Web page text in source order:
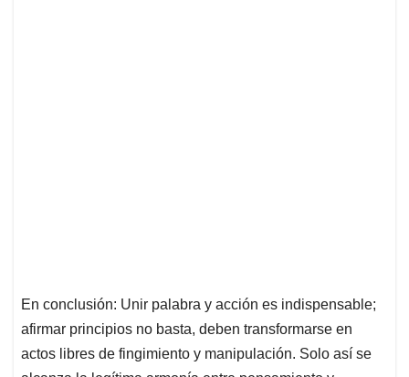
En conclusión: Unir palabra y acción es indispensable;
afirmar principios no basta, deben transformarse en
actos libres de fingimiento y manipulación. Solo así se